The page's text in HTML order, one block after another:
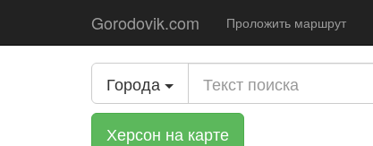
Gorodovik.com Проложить маршрут
Города
Херсон на карте